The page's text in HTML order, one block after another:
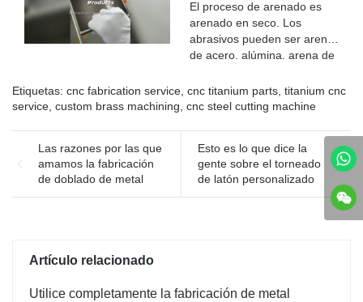
procesando
automáticamente las piezas.
moldeo por inyección) es el
material termoplástico o
termoendurecible que utiliza
un molde de moldeo de
plásticos de varias formas
del equipo de moldeo
principal, el moldeo por
inyección se logra mediante
una máquina de moldeo por
inyección y un molde.
modernos, hay una
tendencia cada vez más
popular, si está listo para
ingresar al mercado y tiene
a discutir con nosotros,
realizaremos sus ideas, en
competidores, szBERGEK es
más confiable en calidad y
rendimiento del producto.
El proceso de arenado es
arenado en seco. Los
abrasivos pueden ser arena
de acero, alúmina, arena de
pero la más utilizada es la
arena de cuarzo, de acuerdo
el estado de la superficie y
los requisitos de
procesamiento, se pueden
elegir diferentes sustancias
abrasivas.
Etiquetas: cnc fabrication service cnc titanium parts titanium cnc
service custom brass machining cnc steel cutting machine
Las razones por las que
amamos la fabricación
de doblado de metal
Esto es lo que dice la
gente sobre el torneado
de latón personalizado
Artículo relacionado
Utilice completamente la fabricación de metal